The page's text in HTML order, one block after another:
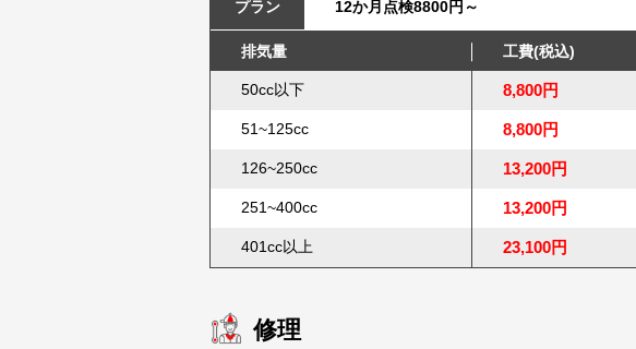
プラン 12か月点検8800円～
排気量 工費(税込)
50cc以下 8,800円
51~125cc 8,800円
126~250cc 13,200円
251~400cc 13,200円
401cc以上 23,100円
修理